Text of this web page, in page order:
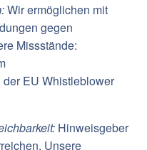
Wir ermöglichen mit
gegen
Missstände:
EU Whistleblower
Hinweisgeber
Unsere